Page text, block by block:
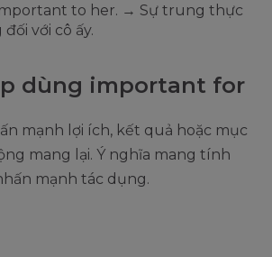
to her. → Sự trung thực
với cô ấy.
dùng important for
mạnh lợi ích, kết quả hoặc mục
mang lại. Ý nghĩa mang tính
mạnh tác dụng.